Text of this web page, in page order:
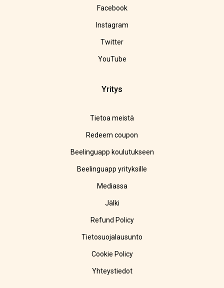
Facebook
Instagram
Twitter
YouTube
Yritys
Tietoa meistä
Redeem coupon
Beelinguapp koulutukseen
Beelinguapp yrityksille
Mediassa
Jälki
Refund Policy
Tietosuojalausunto
Cookie Policy
Yhteystiedot